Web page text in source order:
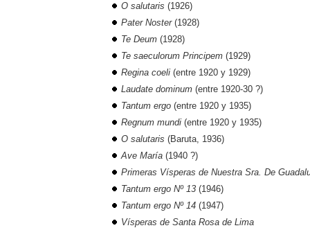
O salutaris (1926)
Pater Noster(1928)
Te Deum (1928)
Te saeculorum Principem (1929)
Regina coeli (entre 1920 y 1929)
Laudate dominum (entre 1920-30 ?)
Tantum ergo (entre 1920 y 1935)
Regnum mundi (entre 1920 y 1935)
O salutaris (Baruta, 1936)
Ave María (1940 ?)
Primeras Vísperas de Nuestra Sra. De
Tantum ergo Nº 13 (1946)
Tantum ergo Nº 14 (1947)
Vísperas de Santa Rosa de Lima